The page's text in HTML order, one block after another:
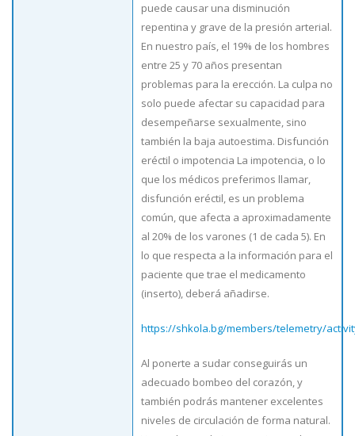
puede causar una disminución
repentina y grave de la presión arterial.
En nuestro país, el 19% de los hombres
entre 25 y 70 años presentan
problemas para la erección. La culpa no
solo puede afectar su capacidad para
desempeñarse sexualmente, sino
también la baja autoestima. Disfunción
eréctil o impotencia La impotencia, o lo
que los médicos preferimos llamar,
disfunción eréctil, es un problema
común, que afecta a aproximadamente
al 20% de los varones (1 de cada 5). En
lo que respecta a la información para el
paciente que trae el medicamento
(inserto), deberá añadirse.
https://shkola.bg/members/telemetry/
Al ponerte a sudar conseguirás un
adecuado bombeo del corazón, y
también podrás mantener excelentes
niveles de circulación de forma natural.